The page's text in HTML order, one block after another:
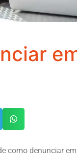
como denunciar